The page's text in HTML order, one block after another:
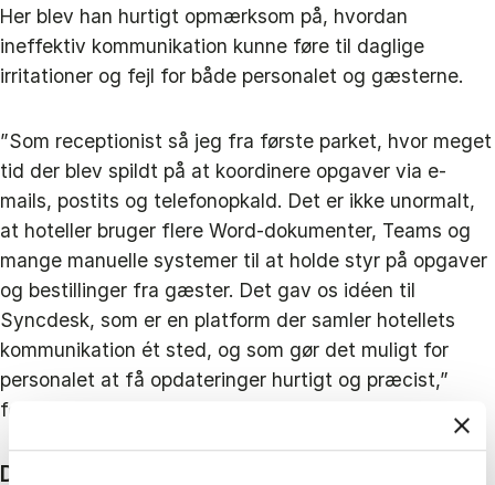
Her blev han hurtigt opmærksom på, hvordan
ineffektiv kommunikation kunne føre til daglige
irritationer og fejl for både personalet og gæsterne.
”Som receptionist så jeg fra første parket, hvor meget
tid der blev spildt på at koordinere opgaver via e-
mails, postits og telefonopkald. Det er ikke unormalt,
at hoteller bruger flere Word-dokumenter, Teams og
mange manuelle systemer til at holde styr på opgaver
og bestillinger fra gæster. Det gav os idéen til
Syncdesk, som er en platform der samler hotellets
kommunikation ét sted, og som gør det muligt for
personalet at få opdateringer hurtigt og præcist,”
fortæller Frederik Kilsmark Larsen.
Det rette team gør en forskel